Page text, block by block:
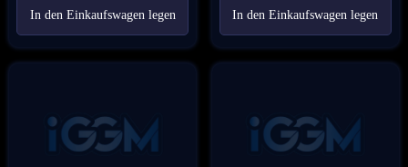
In den Einkaufswagen legen In den Einkaufswagen legen